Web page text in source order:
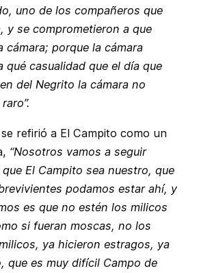
uno de los compañeros que
y se comprometieron a que
cámara; porque la cámara
qué casualidad que el día que
del Negrito la cámara no
refirió a El Campito como un
“Nosotros vamos a seguir
El Campito sea nuestro, que
podamos estar ahí, y
es que no estén los milicos
si fueran moscas, no los
ya hicieron estragos, ya
que es muy difícil Campo de